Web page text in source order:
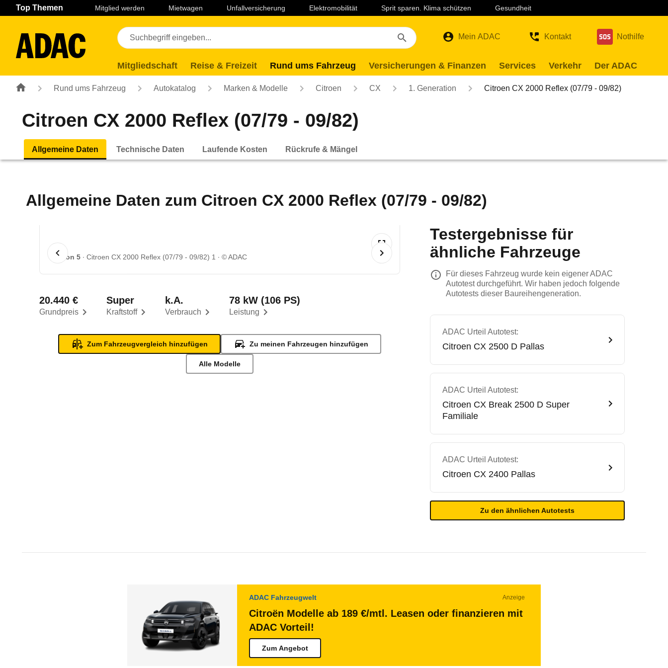
Navigation Seiteninhalt Fußzeile
Top Themen Mitglied werden Mietwagen Unfallversicherung Elektromobilität Sprit sparen. Klima schützen Gesundheit
Mein ADAC Kontakt Nothilfe
Mitgliedschaft Reise & Freizeit Rund ums Fahrzeug Versicherungen & Finanzen Services Verkehr Der ADAC
Rund ums Fahrzeug Autokatalog Marken & Modelle Citroen CX 1. Generation Citroen CX 2000 Reflex (07/79 - 09/82)
Citroen CX 2000 Reflex (07/79 - 09/82)
Allgemeine Daten Technische Daten Laufende Kosten Rückrufe & Mängel
Allgemeine Daten zum Citroen CX 2000 Reflex (07/79 - 09/82)
1 von 5 Citroen CX 2000 Reflex (07/79 - 09/82) 1 © ADAC
Grundpreis
20.440 €
Kraftstoff
Super
Verbrauch
k.A.
Leistung
78 kW (106 PS)
Zum Fahrzeugvergleich hinzufügen Zu meinen Fahrzeugen hinzufügen
Alle Modelle
Testergebnisse für
ähnliche Fahrzeuge
Für dieses Fahrzeug wurde kein eigener ADAC
Autotest durchgeführt. Wir haben jedoch folgende
Autotests dieser Baureihengeneration.
ADAC Urteil Autotest:
Citroen CX 2500 D Pallas
ADAC Urteil Autotest:
Citroen CX Break 2500 D Super
Familiale
ADAC Urteil Autotest:
Citroen CX 2400 Pallas
Zu den ähnlichen Autotests
ADAC Fahrzeugwelt Anzeige
Citroën Modelle ab 189 €/mtl. Leasen oder finanzieren mit
ADAC Vorteil!
Zum Angebot